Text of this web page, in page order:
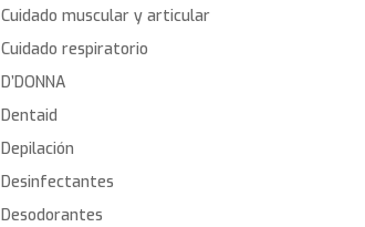
Cuidado muscular y articular
Cuidado respiratorio
D’DONNA
Dentaid
Depilación
Desinfectantes
Desodorantes